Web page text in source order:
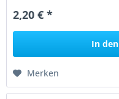
2,20 € *
In den
Merken